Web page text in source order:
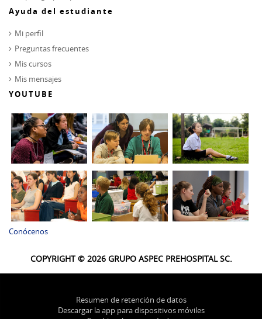
Ayuda del estudiante
Mi perfil
Preguntas frecuentes
Mis cursos
Mis mensajes
YOUTUBE
Conócenos
COPYRIGHT © 2026 GRUPO ASPEC PREHOSPITAL SC.
Resumen de retención de datos
Descargar la app para dispositivos móviles